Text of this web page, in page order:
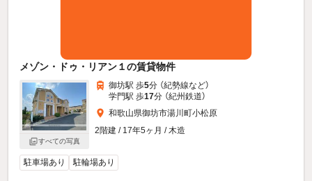
メゾン・ドゥ・リアン１の賃貸物件
すべての写真
御坊駅 歩5分 （紀勢線など）
学門駅 歩17分 （紀州鉄道）
和歌山県御坊市湯川町小松原
2階建 / 17年5ヶ月 / 木造
駐車場あり 駐輪場あり